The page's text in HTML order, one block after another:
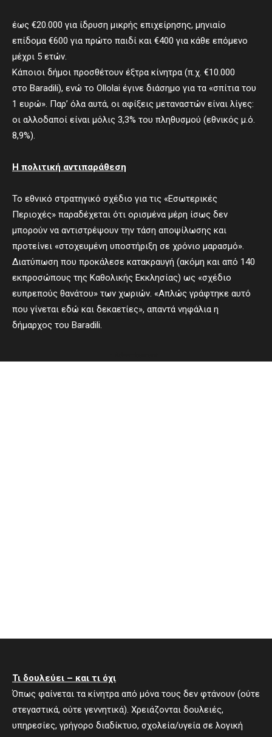
έως €20.000 για ίδρυση μικρής επιχείρησης, μηνιαίο
επίδομα €600 για πρώτο παιδί και €400 για κάθε επόμενο
μέχρι 5 ετών.
Κάποιοι δήμοι προσθέτουν έξτρα κίνητρα (π.χ. €10.000
στο Baradili), ενώ το Ollolai έγινε διάσημο για τα «σπίτια του
1 ευρώ». Παρ’ όλα αυτά, οι αφίξεις μεταναστών είναι λίγες:
οι αλλοδαποί είναι μόλις 3,3% του πληθυσμού (εθνικός μ.ό.
8,9%).
Η πολιτική αντιπαράθεση
Το εθνικό στρατηγικό σχέδιο για τις «Εσωτερικές
Περιοχές» παραδέχεται ότι ορισμένα μέρη ίσως δεν
μπορούν να αντιστρέψουν την τάση αποψίλωσης και
προτείνει «στοχευμένη υποστήριξη σε χρόνιο μαρασμό».
Διατύπωση που προκάλεσε κατακραυγή (ακόμη και από 140
εκπροσώπους της Καθολικής Εκκλησίας) ως «σχέδιο
ευπρεπούς θανάτου» των χωριών. «Απλώς γράφτηκε αυτό
που γίνεται εδώ και δεκαετίες», απαντά νηφάλια η
δήμαρχος του Baradili.
Τι δουλεύει – και τι όχι
Όπως φαίνεται τα κίνητρα από μόνα τους δεν φτάνουν (ούτε
στεγαστικά, ούτε γεννητικά). Χρειάζονται δουλειές,
υπηρεσίες, γρήγορο διαδίκτυο, σχολεία/υγεία σε λογική